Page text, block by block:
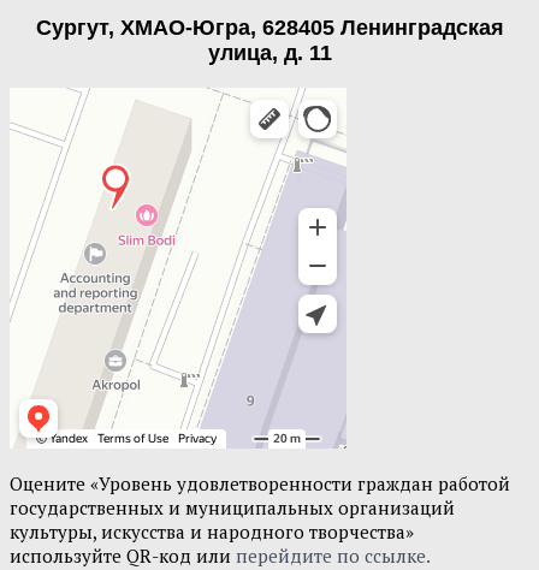
Сургут, ХМАО-Югра, 628405 Ленинградская
улица, д. 11
Оцените «Уровень удовлетворенности граждан работой
государственных и муниципальных организаций
культуры, искусства и народного творчества»
используйте QR-код или перейдите по ссылке.